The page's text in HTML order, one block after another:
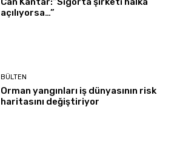
açılıyorsa…”
BÜLTEN
Orman yangınları iş dünyasının risk
haritasını değiştiriyor